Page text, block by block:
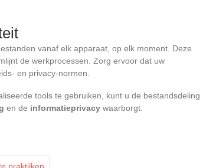
vanaf elk apparaat, op elk moment. Deze
de werkprocessen. Zorg ervoor dat uw
en privacy-normen.
tools te gebruiken, kunt u de bestandsdeling
en de informatieprivacy waarborgt.